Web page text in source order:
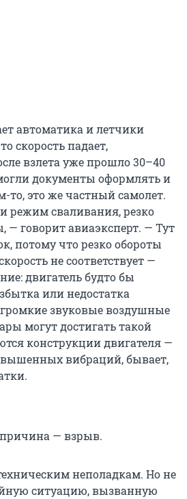
автоматика и летчики
скорость падает,
взлета уже прошло 30–40
документы оформлять и
то, это же частный самолет.
режим сваливания, резко
— говорит авиаэксперт. — Тут
потому что резко обороты
не соответствует —
двигатель будто бы
или недостатка
звуковые воздушные
могут достигать такой
конструкции двигателя —
вибраций, бывает,
— взрыв.
неполадкам. Но не
ситуацию, вызванную